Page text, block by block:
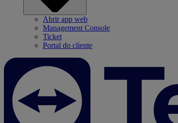
Abrir app web
Management Console
Ticket
Portal do cliente